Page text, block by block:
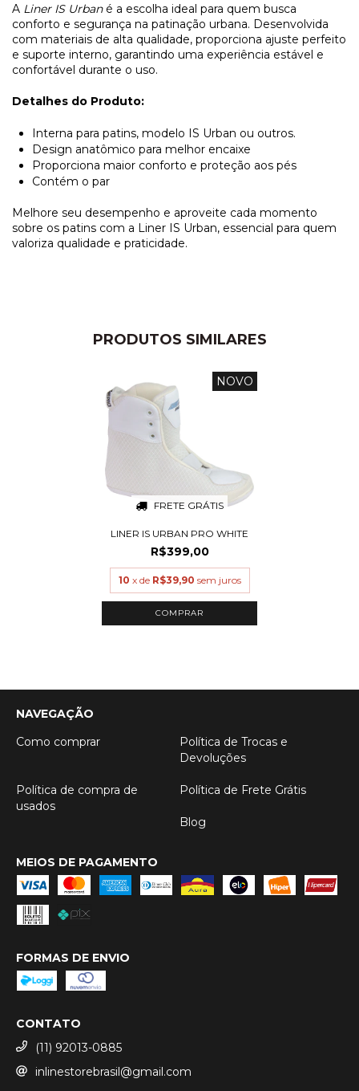
A Liner IS Urbané a escolha ideal para quem busca
conforto e segurança na patinação urbana. Desenvolvida
com materiais de alta qualidade, proporciona ajuste perfeito
e suporte interno, garantindo uma experiência estável e
confortável durante o uso.
Detalhes do Produto:
Interna para patins, modelo IS Urban ou outros.
Design anatômico para melhor encaixe
Proporciona maior conforto e proteção aos pés
Contém o par
Melhore seu desempenho e aproveite cada momento
sobre os patins com a Liner IS Urban, essencial para quem
valoriza qualidade e praticidade.
PRODUTOS SIMILARES
FRETE GRÁTIS
NOVO
LINER IS URBAN PRO WHITE
R$399,00
10 x de R$39,90 sem juros
COMPRAR
NAVEGAÇÃO
Como comprar
Política de Trocas e
Devoluções
Política de compra de
usados
Política de Frete Grátis
Blog
MEIOS DE PAGAMENTO
FORMAS DE ENVIO
CONTATO
(11) 92013-0885
inlinestorebrasil@gmail.com